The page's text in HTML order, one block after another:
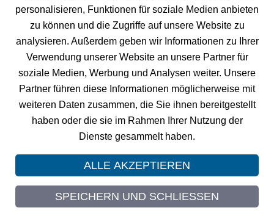
Zu den News
FMRaumbuch testen
Testen Sie unsere Facility Management Software 4 Monate
gratis.
Testversion anfordern
Datenschutz
personalisieren, Funktionen für soziale Medien anbieten
zu können und die Zugriffe auf unsere Website zu
analysieren. Außerdem geben wir Informationen zu Ihrer
Verwendung unserer Website an unsere Partner für
soziale Medien, Werbung und Analysen weiter. Unsere
Partner führen diese Informationen möglicherweise mit
weiteren Daten zusammen, die Sie ihnen bereitgestellt
haben oder die sie im Rahmen Ihrer Nutzung der
Dienste gesammelt haben.
ALLE AKZEPTIEREN
SPEICHERN UND SCHLIESSEN